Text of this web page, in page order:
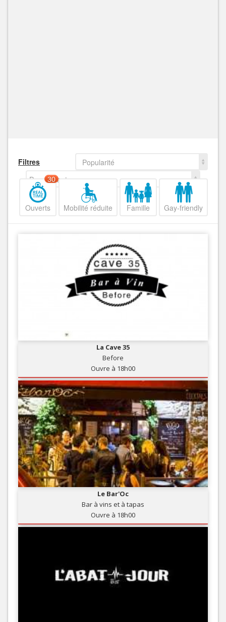
Filtres
Popularité
Decroissant
Ouverts
30
Mobilité réduite Famille Gay-friendly
La Cave 35
Before
Ouvre à 18h00
Le Bar'Oc
Bar à vins et à tapas
Ouvre à 18h00